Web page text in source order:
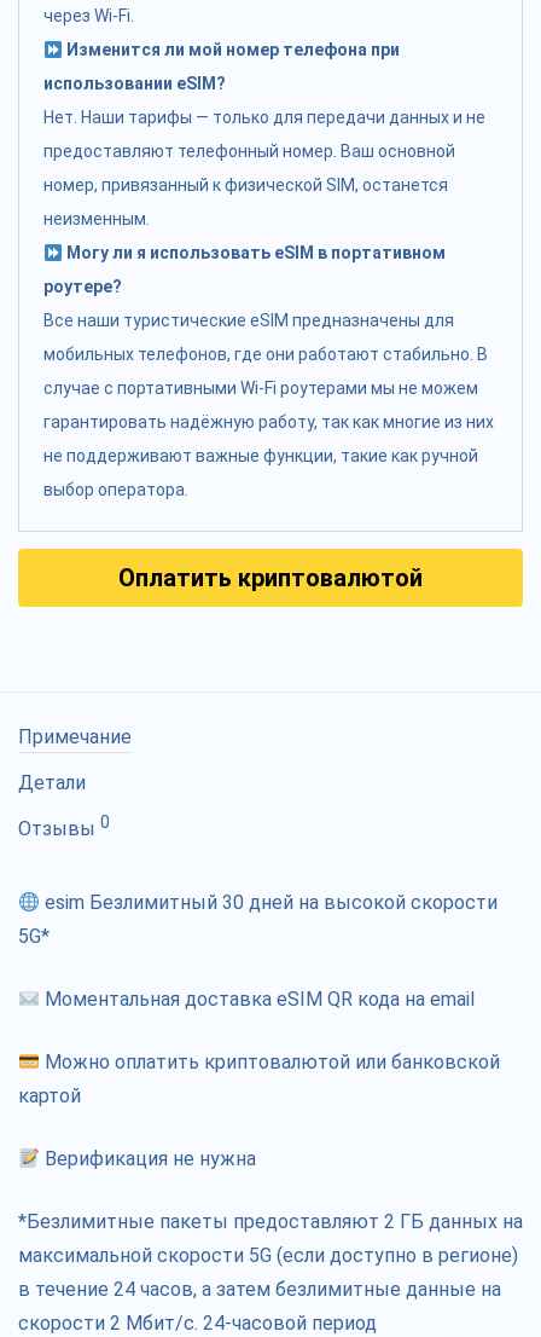
через Wi-Fi.
Изменится ли мой номер телефона при
использовании eSIM?
Нет. Наши тарифы — только для передачи данных и не
предоставляют телефонный номер. Ваш основной
номер, привязанный к физической SIM, останется
неизменным.
Могу ли я использовать eSIM в портативном
роутере?
Все наши туристические eSIM предназначены для
мобильных телефонов, где они работают стабильно. В
случае с портативными Wi-Fi роутерами мы не можем
гарантировать надёжную работу, так как многие из них
не поддерживают важные функции, такие как ручной
выбор оператора.
Оплатить криптовалютой
Примечание
Детали
Отзывы 0
esim Безлимитный 30 дней на высокой скорости
5G*
Моментальная доставка eSIM QR кода на email
Можно оплатить криптовалютой или банковской
картой
Верификация не нужна
*Безлимитные пакеты предоставляют 2 ГБ данных на
максимальной скорости 5G (если доступно в регионе)
в течение 24 часов, а затем безлимитные данные на
скорости 2 Мбит/с. 24-часовой период